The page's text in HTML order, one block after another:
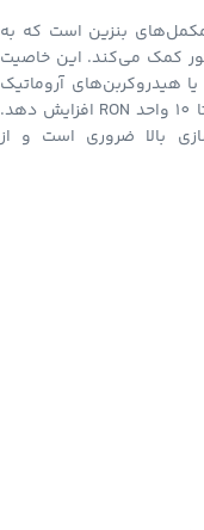
مکمل‌های بنزین است که به
کمک می‌کند. این خاصیت
یا هیدروکربن‌های آروماتیک
حاصل می‌شود و می‌تواند عدد اکتان را بین 2 تا 10 واحد RON افزایش دهد.
بالا ضروری است و از